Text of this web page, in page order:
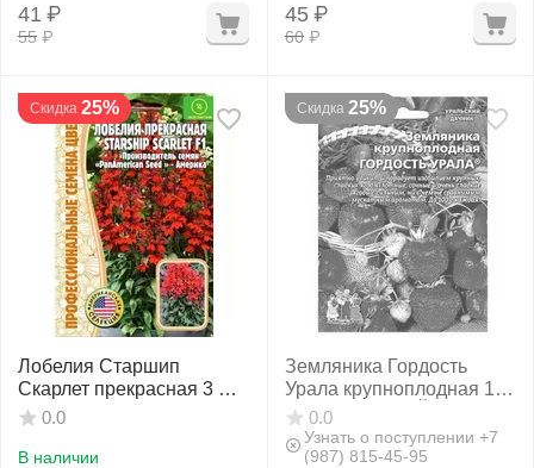
55 ₽
41 ₽
60 ₽
45 ₽
Скидка 25%
Лобелия Старшип
Скарлет прекрасная 3 шт
РЕДКИЕ СЕМЕНА
0.0
В наличии
Скидка 25%
Земляника Гордость
Урала крупноплодная 10
шт УРАЛЬСКИЙ ДАЧНИК
0.0
Узнать о поступлении +7
(987) 815-45-95